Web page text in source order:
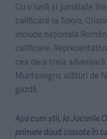
Cu o lună și jumătate
calificare la Tokyo,
include naționala
calificare.
cea de-a treia
Muntenegru, alături de
gazdă.
Așa cum știi, la Jocurile
primele două clasate în